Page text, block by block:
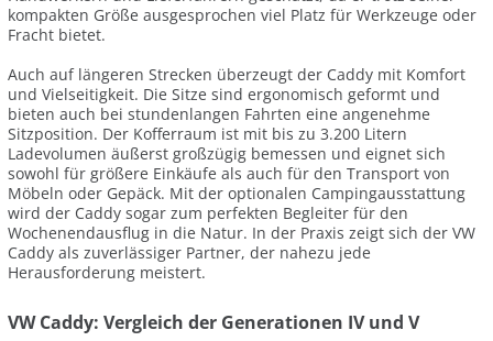
kompakten Größe ausgesprochen viel Platz für Werkzeuge oder
Fracht bietet.
Auch auf längeren Strecken überzeugt der Caddy mit Komfort
und Vielseitigkeit. Die Sitze sind ergonomisch geformt und
bieten auch bei stundenlangen Fahrten eine angenehme
Sitzposition. Der Kofferraum ist mit bis zu 3.200 Litern
Ladevolumen äußerst großzügig bemessen und eignet sich
sowohl für größere Einkäufe als auch für den Transport von
Möbeln oder Gepäck. Mit der optionalen Campingausstattung
wird der Caddy sogar zum perfekten Begleiter für den
Wochenendausflug in die Natur. In der Praxis zeigt sich der VW
Caddy als zuverlässiger Partner, der nahezu jede
Herausforderung meistert.
VW Caddy: Vergleich der Generationen IV und V